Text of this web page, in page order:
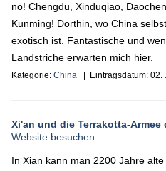
nö! Chengdu, Xinduqiao,
Kunming! Dorthin, wo China
exotisch ist. Fantastische und
Landstriche erwarten mich hier.
Kategorie: China | Eintragsdatum: 02.
Xi'an und die Terrakotta-
Website besuchen
In Xian kann man 2200 Jahre